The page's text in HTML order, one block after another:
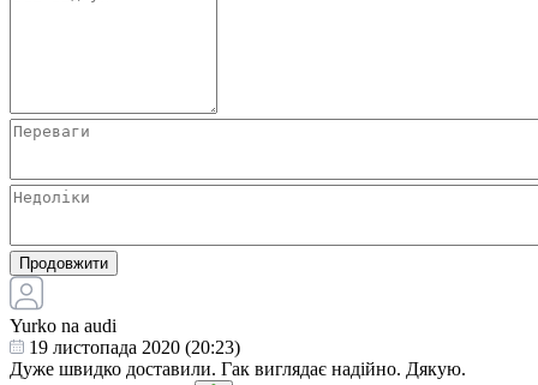
Продовжити
Yurko na audi
19 листопада 2020 (20:23)
Дуже швидко доставили. Гак виглядає надійно. Дякую.